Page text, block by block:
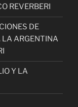
REVERBERI
DE
LA ARGENTINA
Y LA